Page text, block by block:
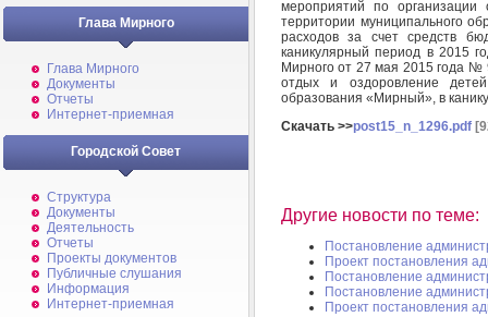
Глава Мирного
Глава Мирного
Документы
Отчеты
Интернет-приемная
Городской Совет
Структура
Документы
Деятельность
Отчеты
Проекты документов
Публичные слушания
Информация
Интернет-приемная
мероприятий по
территории муниципального
расходов за счет средств
каникулярный период в 2015
Мирного от 27 мая 2015 года
отдых и оздоровление
образования «Мирный», в
Скачать >>post15_n_1296.pdf
Другие новости по теме:
Постановление
Проект постановления
Постановление
Постановление
Проект постановления